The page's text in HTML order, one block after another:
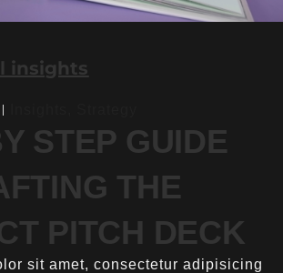
insights
STEP GUIDE
THE
PITCH DECK
sit amet, consectetur adipisicing